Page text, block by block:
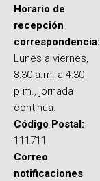
Horario de
recepción
correspondencia:
Lunes a viernes,
8:30 a.m. a 4:30
p.m., jornada
continua.
Código Postal:
111711
Correo
notificaciones